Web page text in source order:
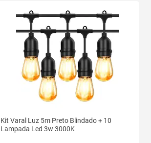
Kit Varal Luz 5m Preto Blindado + 10
Lampada Led 3w 3000K